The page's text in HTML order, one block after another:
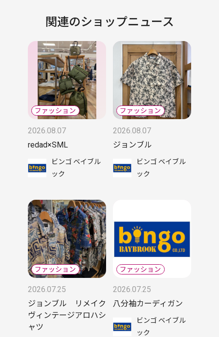
関連のショップニュース
2026.08.07
redad×SML
ビンゴ ベイブル
ック
2026.08.07
ジョンブル
ビンゴ ベイブル
ック
2026.07.25
ジョンブル リメイク
ヴィンテージアロハシ
ャツ
2026.07.25
八分袖カーディガン
ビンゴ ベイブル
ック